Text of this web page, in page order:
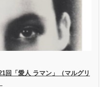
回「愛人 ラマン」（マルグリ